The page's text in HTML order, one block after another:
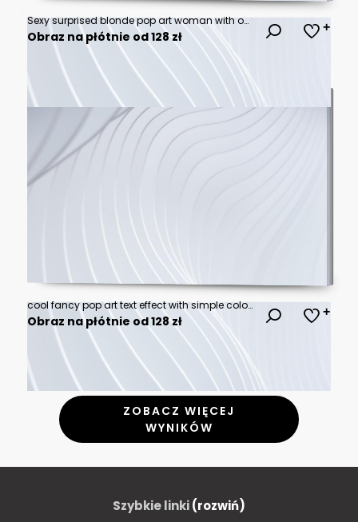
Sexy surprised blonde pop art woman with open mouth and rising hands screaming announcement. Vector background in comic retro pop art style. Party invitation.
Obraz na płótnie od 128 zł
cool fancy pop art text effect with simple color design for pop music and arts, poster banner and flyer design
Obraz na płótnie od 128 zł
ZOBACZ WIĘCEJ
WYNIKÓW
Szybkie linki(rozwiń)